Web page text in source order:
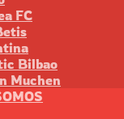
FC
Bilbao
Muchen